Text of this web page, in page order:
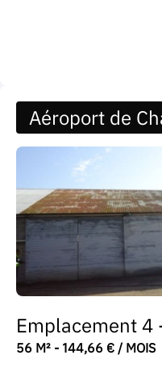
Aéroport de
Emplacement 4
56 M² - 144,66 € / MOIS